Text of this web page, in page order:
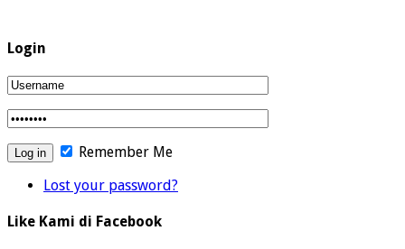
Login
Remember Me
Lost your password?
Like Kami di Facebook